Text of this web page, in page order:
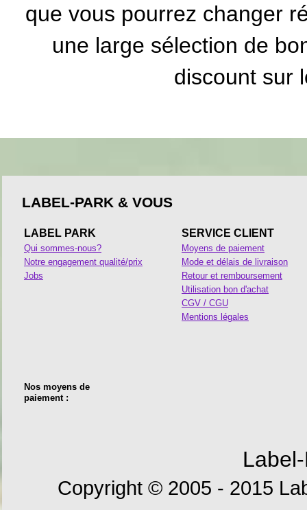
que vous pourrez changer
une large sélection de
discountsur
LABEL-PARK & VOUS
LABEL PARK
Qui sommes-nous?
Notre engagement qualité/prix
Jobs
SERVICE CLIENT
Moyens de paiement
Mode et délais de livraison
Retour et remboursement
Utilisation bon d'achat
CGV / CGU
Mentions légales
Nos moyens de
paiement :
Copyright © 2005 - 2015